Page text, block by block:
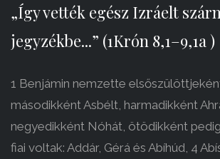
„Így vették egész Izráelt
jegyzékbe...” (1Krón 8,1–9,1a )
1 Benjámin nemzette
másodikként Asbélt, harmadikként
negyedikként Nóhát, ötödikként
fiai voltak: Addár, Gérá és Abíhúd, 4